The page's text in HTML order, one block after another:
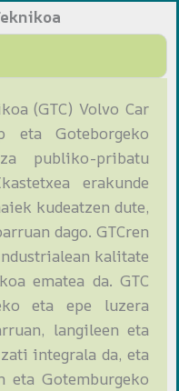
(GTC) Volvo Car
eta Goteborgeko
publiko-pribatu
erakunde
kudeatzen dute,
dago. GTCren
kalitate
ematea da. GTC
eta epe luzera
langileen eta
integrala da, eta
eta Gotemburgeko